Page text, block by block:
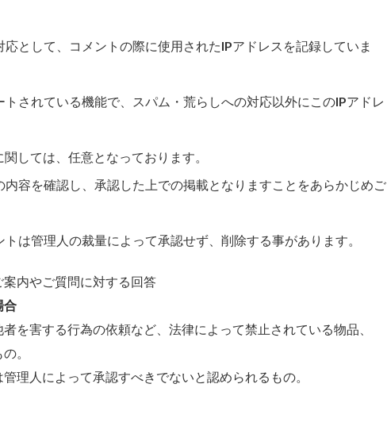
として、コメントの際に使用されたIPアドレスを記録していま
されている機能で、スパム・荒らしへの対応以外にこのIPアドレ
しては、任意となっております。
容を確認し、承認した上での掲載となりますことをあらかじめご
は管理人の裁量によって承認せず、削除する事があります。
内やご質問に対する回答
合
を害する行為の依頼など、法律によって禁止されている物品、
。
理人によって承認すべきでないと認められるもの。